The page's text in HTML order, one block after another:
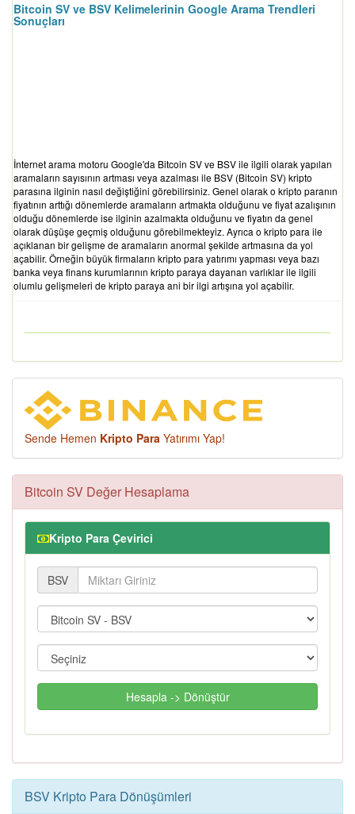
Bitcoin SV ve BSV Kelimelerinin Google Arama Trendleri
Sonuçları
İnternet arama motoru Google'da Bitcoin SV ve BSV ile ilgili olarak yapılan
aramaların sayısının artması veya azalması ile BSV (Bitcoin SV) kripto
parasına ilginin nasıl değiştiğini görebilirsiniz. Genel olarak o kripto paranın
fiyatının arttığı dönemlerde aramaların artmakta olduğunu ve fiyat azalışının
olduğu dönemlerde ise ilginin azalmakta olduğunu ve fiyatın da genel
olarak düşüşe geçmiş olduğunu görebilmekteyiz. Ayrıca o kripto para ile
açıklanan bir gelişme de aramaların anormal şekilde artmasına da yol
açabilir. Örneğin büyük firmaların kripto para yatırımı yapması veya bazı
banka veya finans kurumlarının kripto paraya dayanan varlıklar ile ilgili
olumlu gelişmeleri de kripto paraya ani bir ilgi artışına yol açabilir.
Sende Hemen Kripto Para Yatırımı Yap!
Bitcoin SV Değer Hesaplama
Kripto Para Çevirici
BSV
Hesapla -> Dönüştür
BSV Kripto Para Dönüşümleri